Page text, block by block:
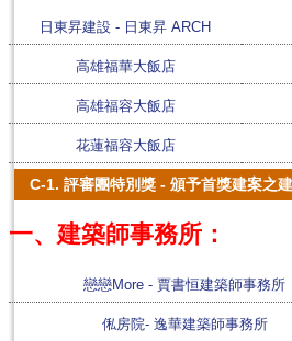
日東昇建設 - 日東昇 ARCH
高雄福華大飯店
高雄福容大飯店
花蓮福容大飯店
C-1. 評審團特別獎 - 頒予首獎建案之
一、建築師事務所：
戀戀More - 賈書恒建築師事務所
俬房院- 逸華建築師事務所